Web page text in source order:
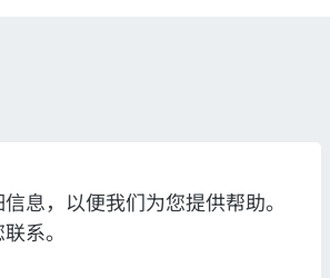
息，以便我们为您提供帮助。
系。